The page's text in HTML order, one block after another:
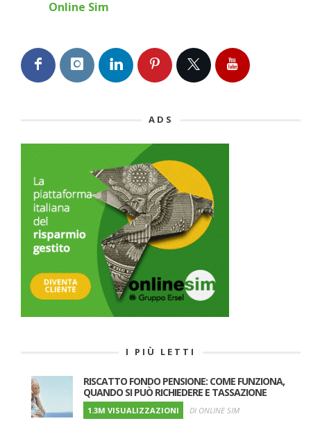
Online Sim
ADS
I PIÙ LETTI
RISCATTO FONDO PENSIONE: COME FUNZIONA,
QUANDO SI PUÒ RICHIEDERE E TASSAZIONE
1.3M VISUALIZZAZIONI DI ONLINE SIM